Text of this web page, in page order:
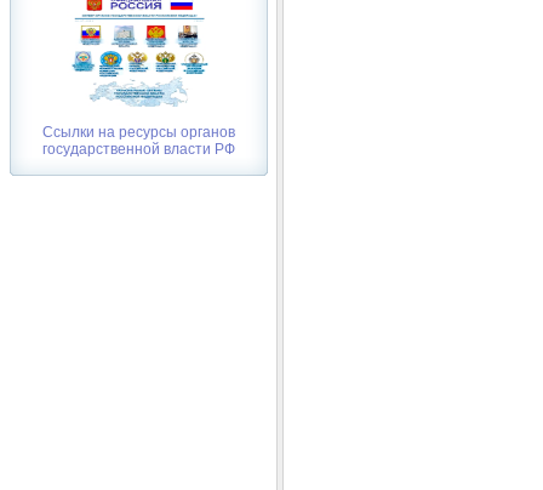
Ссылки на ресурсы органов
государственной власти РФ